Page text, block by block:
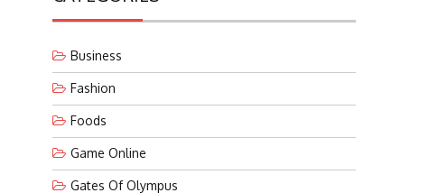
Business
Fashion
Foods
Game Online
Gates Of Olympus